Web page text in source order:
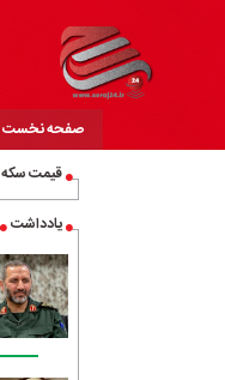
صفحه نخست
قیمت سکه
یادداشت